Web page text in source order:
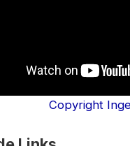
Copyright